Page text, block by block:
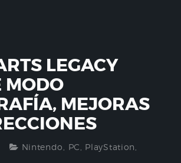
LEGACY
MODO
MEJORAS
Nintendo PC PlayStation